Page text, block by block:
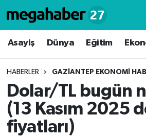
Asayiş Dünya Eğitim
HABERLER GAZIANTEP EKONOMI
Dolar/TL bugün
(13 Kasım 2025
fiyatları)
Hava Durumu
Süper Lig Puan Durumu ve
Tüm Manşetler